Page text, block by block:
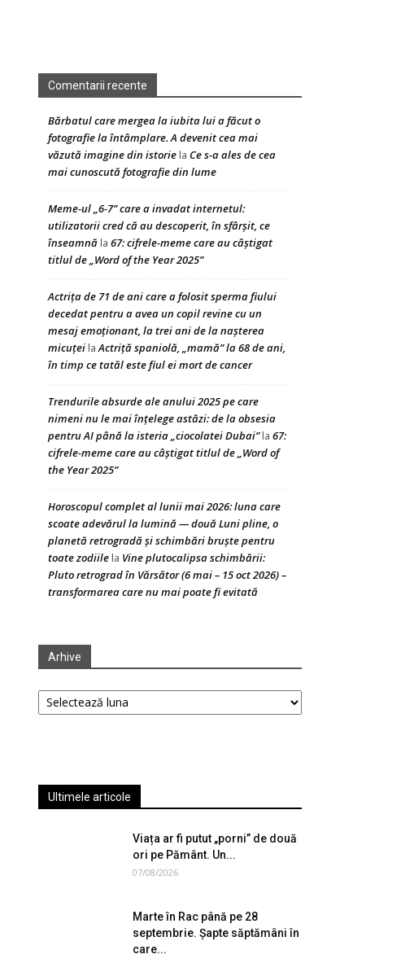
Comentarii recente
Bărbatul care mergea la iubita lui a făcut o
fotografie la întâmplare. A devenit cea mai
văzută imagine din istorie la Ce s-a ales de cea
mai cunoscută fotografie din lume
Meme-ul „6-7” care a invadat internetul:
utilizatorii cred că au descoperit, în sfârșit, ce
înseamnă la 67: cifrele-meme care au câștigat
titlul de „Word of the Year 2025”
Actrița de 71 de ani care a folosit sperma fiului
decedat pentru a avea un copil revine cu un
mesaj emoționant, la trei ani de la nașterea
micuței laActriță spaniolă, „mamă” la 68 de ani,
în timp ce tatăl este fiul ei mort de cancer
Trendurile absurde ale anului 2025 pe care
nimeni nu le mai înțelege astăzi: de la obsesia
pentru AI până la isteria „ciocolatei Dubai”la 67:
cifrele-meme care au câștigat titlul de „Word of
the Year 2025”
Horoscopul complet al lunii mai 2026: luna care
scoate adevărul la lumină — două Luni pline, o
planetă retrogradă și schimbări bruște pentru
toate zodiile la Vine plutocalipsa schimbării:
Pluto retrograd în Vărsător (6 mai – 15 oct 2026) –
transformarea care nu mai poate fi evitată
Arhive
Arhive
Ultimele articole
Viața ar fi putut „porni” de două
ori pe Pământ. Un...
07/08/2026
Marte în Rac până pe 28
septembrie. Șapte săptămâni în
care...